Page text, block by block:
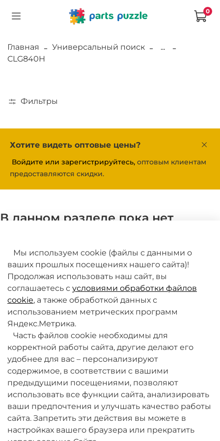
0
Главная Универсальный поиск
...
CLG840H
Фильтры
Хотите видеть оптовые цены?
Войдите или зарегистрируйтесь, оптовым клиентам
предоставляются скидки.
В данном разделе пока нет
О компании
Товары и услуги
+7 (495) 789-38-95
09:00 - 18:00 (будни, по МСК)
Мы используем cookie (файлы с данными о
ваших прошлых посещениях нашего сайта)!
Продолжая использовать наш сайт, вы
соглашаетесь с условиями обработки файлов
cookie, а также обработкой данных с
использованием метрических программ
Яндекс.Метрика.
Часть файлов cookie необходимы для
корректной работы сайта, другие делают его
удобнее для вас – персонализируют
содержимое, в соответствии с вашими
предыдущими посещениями, позволяют
использовать все функции сайта, анализировать
ваши предпочтения и улучшать качество работы
сайта. Запретить эти действия вы можете в
настройках вашего браузера или прекратить